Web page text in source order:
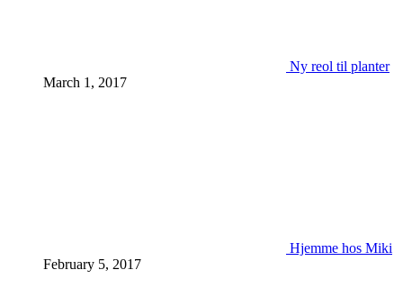
Ny reol til planter
March 1, 2017
Hjemme hos Miki
February 5, 2017